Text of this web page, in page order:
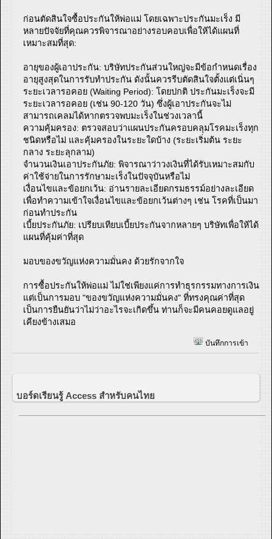
ก่อนตัดสินใจซื้อประกันให้พ่อแม่ โดยเฉพาะประกันมะเร็ง มี
หลายปัจจัยที่คุณควรพิจารณาอย่างรอบคอบเพื่อให้ได้แผนที่
เหมาะสมที่สุด:
อายุของผู้เอาประกัน: บริษัทประกันส่วนใหญ่จะมีข้อกำหนดเรื่อง
อายุสูงสุดในการรับทำประกัน ดังนั้นควรรีบตัดสินใจตั้งแต่เนิ่นๆ
ระยะเวลารอคอย (Waiting Period): โดยปกติ ประกันมะเร็งจะมี
ระยะเวลารอคอย (เช่น 90-120 วัน) ซึ่งผู้เอาประกันจะไม่
สามารถเคลมได้หากตรวจพบมะเร็งในช่วงเวลานี้
ความคุ้มครอง: ตรวจสอบว่าแผนประกันครอบคลุมโรคมะเร็งทุก
ชนิดหรือไม่ และคุ้มครองในระยะใดบ้าง (ระยะเริ่มต้น ระยะ
กลาง ระยะลุกลาม)
จำนวนเงินเอาประกันภัย: พิจารณาว่าวงเงินที่ได้รับเหมาะสมกับ
ค่าใช้จ่ายในการรักษามะเร็งในปัจจุบันหรือไม่
เงื่อนไขและข้อยกเว้น: อ่านรายละเอียดกรมธรรม์อย่างละเอียด
เพื่อทำความเข้าใจเงื่อนไขและข้อยกเว้นต่างๆ เช่น โรคที่เป็นมา
ก่อนทำประกัน
เบี้ยประกันภัย: เปรียบเทียบเบี้ยประกันจากหลายๆ บริษัทเพื่อให้ได้
แผนที่คุ้มค่าที่สุด
มอบของขวัญแห่งความมั่นคง ด้วยรักจากใจ
การซื้อประกันให้พ่อแม่ ไม่ใช่เพียงแค่การทำธุรกรรมทางการเงิน
แต่เป็นการมอบ "ของขวัญแห่งความมั่นคง" ที่ทรงคุณค่าที่สุด
เป็นการยืนยันว่าไม่ว่าอะไรจะเกิดขึ้น ท่านก็จะมีคนคอยดูแลอยู่
เคียงข้างเสมอ
บันทึกการเข้า
บอร์ดเรียนรู้ Access สำหรับคนไทย